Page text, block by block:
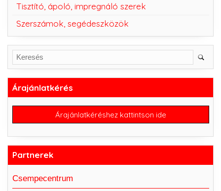
Tisztító, ápoló, impregnáló szerek
Szerszámok, segédeszközök
Árajánlatkérés
Árajánlatkéréshez kattintson ide
Partnerek
Csempecentrum